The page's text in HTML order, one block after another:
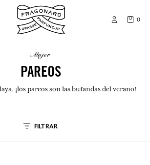
0
mujer
PAREOS
¡los pareos son las bufandas del verano!
FILTRAR